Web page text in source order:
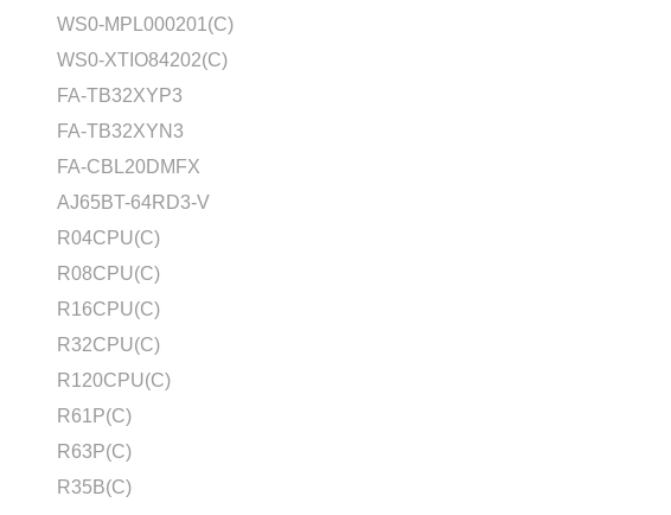
WS0-MPL000201(C)
WS0-XTIO84202(C)
FA-TB32XYP3
FA-TB32XYN3
FA-CBL20DMFX
AJ65BT-64RD3-V
R04CPU(C)
R08CPU(C)
R16CPU(C)
R32CPU(C)
R120CPU(C)
R61P(C)
R63P(C)
R35B(C)